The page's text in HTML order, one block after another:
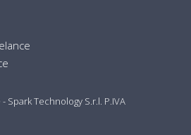
Spark Technology S.r.l. P.IVA